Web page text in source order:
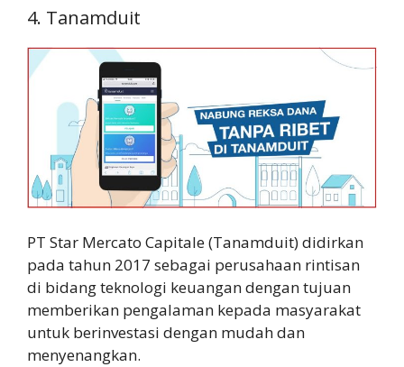
4. Tanamduit
PT Star Mercato Capitale (Tanamduit) didirkan
pada tahun 2017 sebagai perusahaan rintisan
di bidang teknologi keuangan dengan tujuan
memberikan pengalaman kepada masyarakat
untuk berinvestasi dengan mudah dan
menyenangkan.